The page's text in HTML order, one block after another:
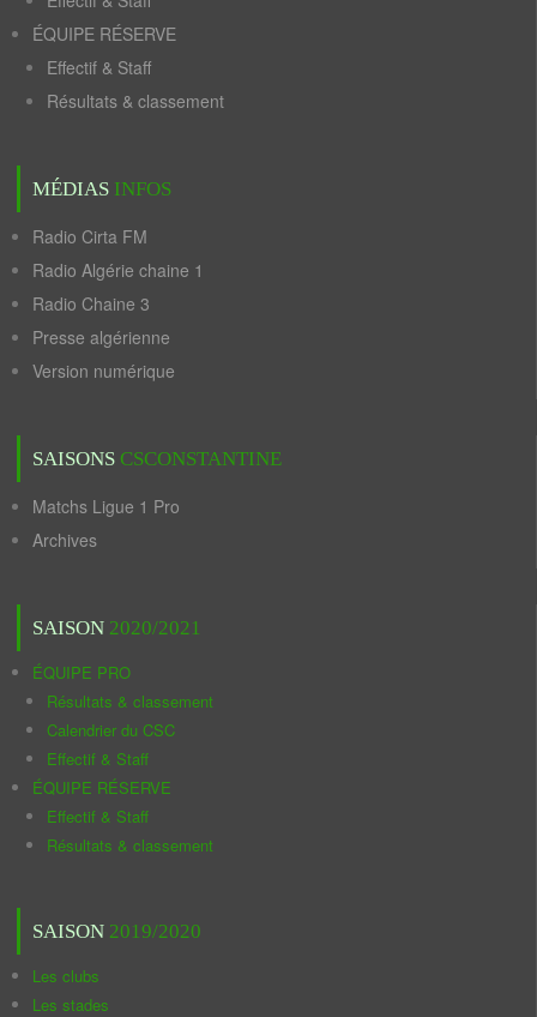
ÉQUIPE RÉSERVE
Effectif & Staff
Résultats & classement
MÉDIAS INFOS
Radio Cirta FM
Radio Algérie chaine 1
Radio Chaine 3
Presse algérienne
Version numérique
SAISONS CSCONSTANTINE
Matchs Ligue 1 Pro
Archives
SAISON 2020/2021
ÉQUIPE PRO
Résultats & classement
Calendrier du CSC
Effectif & Staff
ÉQUIPE RÉSERVE
Effectif & Staff
Résultats & classement
SAISON 2019/2020
Les clubs
Les stades